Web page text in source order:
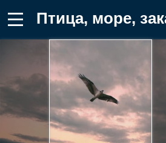
Птица, море, закат, облака, природа Обои на